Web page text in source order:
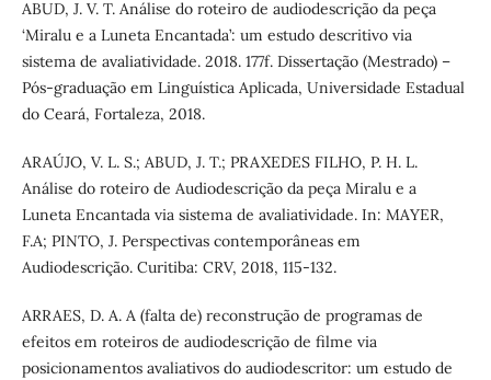
ABUD, J. V. T. Análise do roteiro de audiodescrição da peça
‘Miralu e a Luneta Encantada’: um estudo descritivo via
sistema de avaliatividade. 2018. 177f. Dissertação (Mestrado) –
Pós-graduação em Linguística Aplicada, Universidade Estadual
do Ceará, Fortaleza, 2018.
ARAÚJO, V. L. S.; ABUD, J. T.; PRAXEDES FILHO, P. H. L.
Análise do roteiro de Audiodescrição da peça Miralu e a
Luneta Encantada via sistema de avaliatividade. In: MAYER,
F.A; PINTO, J. Perspectivas contemporâneas em
Audiodescrição. Curitiba: CRV, 2018, 115-132.
ARRAES, D. A. A (falta de) reconstrução de programas de
efeitos em roteiros de audiodescrição de filme via
posicionamentos avaliativos do audiodescritor: um estudo de